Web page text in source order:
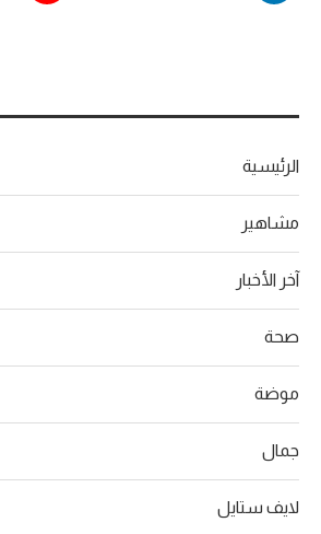
الرئيسية
مشاهير
آخر الأخبار
صحة
موضة
جمال
لايف ستايل